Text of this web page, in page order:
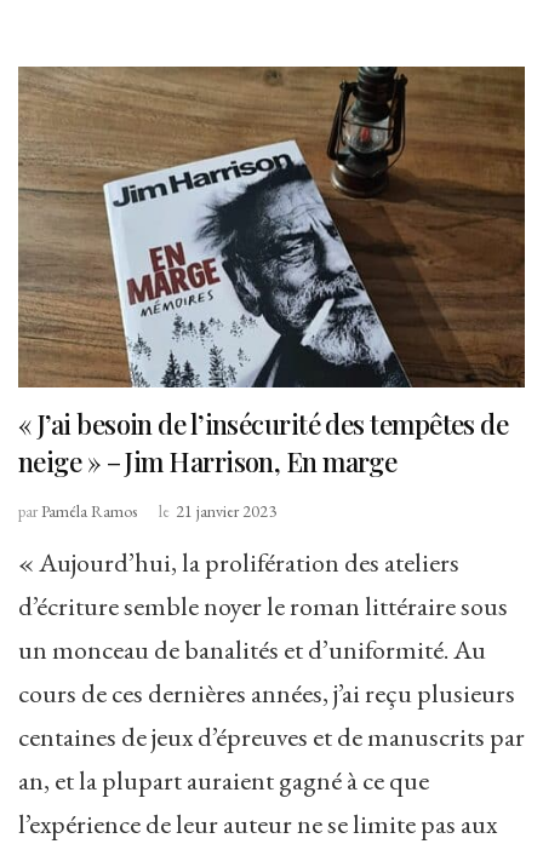
« J’ai besoin de l’insécurité des tempêtes de
neige » – Jim Harrison, En marge
parPaméla Ramos le 21 janvier 2023
« Aujourd’hui, la prolifération des ateliers
d’écriture semble noyer le roman littéraire sous
un monceau de banalités et d’uniformité. Au
cours de ces dernières années, j’ai reçu plusieurs
centaines de jeux d’épreuves et de manuscrits par
an, et la plupart auraient gagné à ce que
l’expérience de leur auteur ne se limite pas aux